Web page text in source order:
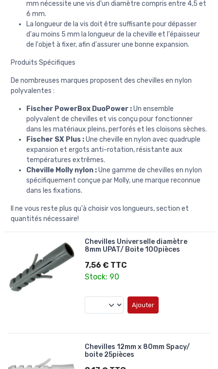
mm nécessite une vis d'un diamètre compris entre 4,5 et
6 mm.
La longueur de la vis doit être suffisante pour dépasser
d'au moins 5 mm la longueur de la cheville et l'épaisseur
de l'objet à fixer, afin d'assurer une bonne expansion.
Produits Spécifiques
De nombreuses marques proposent des chevilles en nylon
polyvalentes :
Fischer PowerBox DuoPower :Un ensemble
polyvalent de chevilles et vis conçu pour fonctionner
dans les matériaux pleins, perforés et les cloisons sèches.
Fischer SX Plus :Une cheville en nylon avec quadruple
expansion et ergots anti-rotation, résistante aux
températures extrêmes.
Cheville Molly nylon :Une gamme de chevilles en nylon
spécifiquement conçue par Molly, une marque reconnue
dans les fixations.
Il ne vous reste plus qu'à choisir vos longueurs, section et
quantités nécessaire!
Chevilles Universelle diamètre
8mm UPAT/ Boite 100pièces
7,56 € TTC
Stock: 90
Ajouter
Chevilles 12mm x 80mm Spacy/
boite 25pièces